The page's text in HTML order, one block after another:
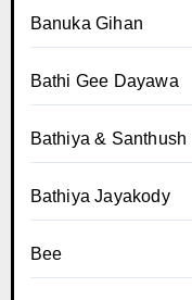
Banuka Gihan
Bathi Gee Dayawa
Bathiya & Santhush
Bathiya Jayakody
Bee